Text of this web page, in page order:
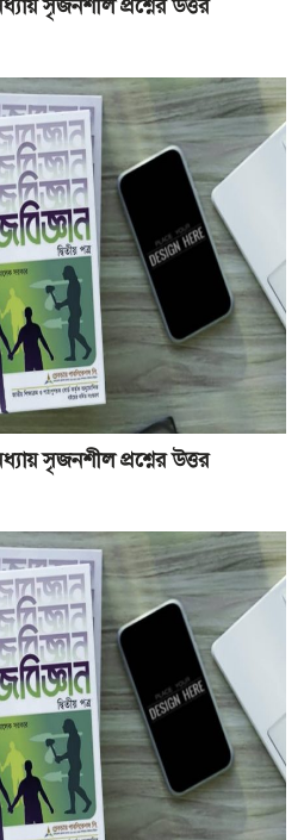
সৃজনশীল প্রশ্নের উত্তর
সৃজনশীল প্রশ্নের উত্তর